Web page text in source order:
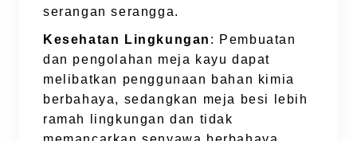
serangan serangga.
Kesehatan Lingkungan : Pembuatan
dan pengolahan meja kayu dapat
melibatkan penggunaan bahan kimia
berbahaya, sedangkan meja besi lebih
ramah lingkungan dan tidak